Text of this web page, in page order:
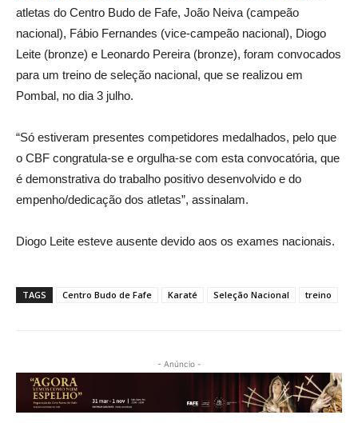
atletas do Centro Budo de Fafe, João Neiva (campeão
nacional), Fábio Fernandes (vice-campeão nacional), Diogo
Leite (bronze) e Leonardo Pereira (bronze), foram convocados
para um treino de seleção nacional, que se realizou em
Pombal, no dia 3 julho.
“Só estiveram presentes competidores medalhados, pelo que
o CBF congratula-se e orgulha-se com esta convocatória, que
é demonstrativa do trabalho positivo desenvolvido e do
empenho/dedicação dos atletas”, assinalam.
Diogo Leite esteve ausente devido aos os exames nacionais.
TAGS Centro Budo de Fafe Karaté Seleção Nacional treino
- Anúncio -